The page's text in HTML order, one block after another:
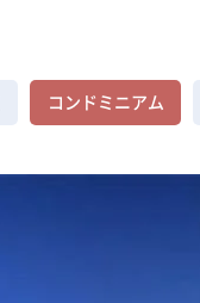
コンドミニアム